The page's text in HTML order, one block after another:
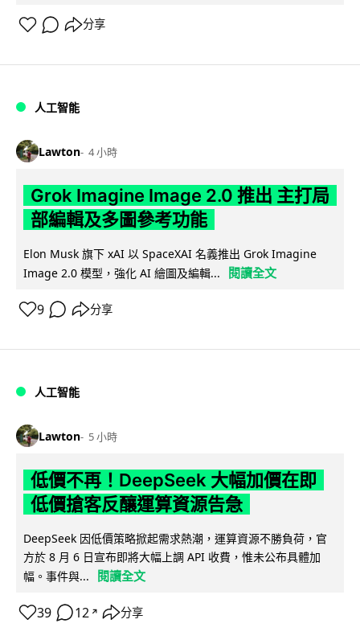
分享
人工智能
Lawton 4 小時
Grok Imagine Image 2.0 推出 主打局
部編輯及多圖參考功能
Elon Musk 旗下 xAI 以 SpaceXAI 名義推出 Grok Imagine
Image 2.0 模型，強化 AI 繪圖及編輯...
閱讀全文
9 分享
人工智能
Lawton 5 小時
低價不再！DeepSeek 大幅加價在即
低價搶客反釀運算資源告急
DeepSeek 因低價策略掀起需求熱潮，運算資源不勝負荷，官
方於 8 月 6 日宣布即將大幅上調 API 收費，惟未公布具體加
幅。事件與...
閱讀全文
39 12 ↗ 分享